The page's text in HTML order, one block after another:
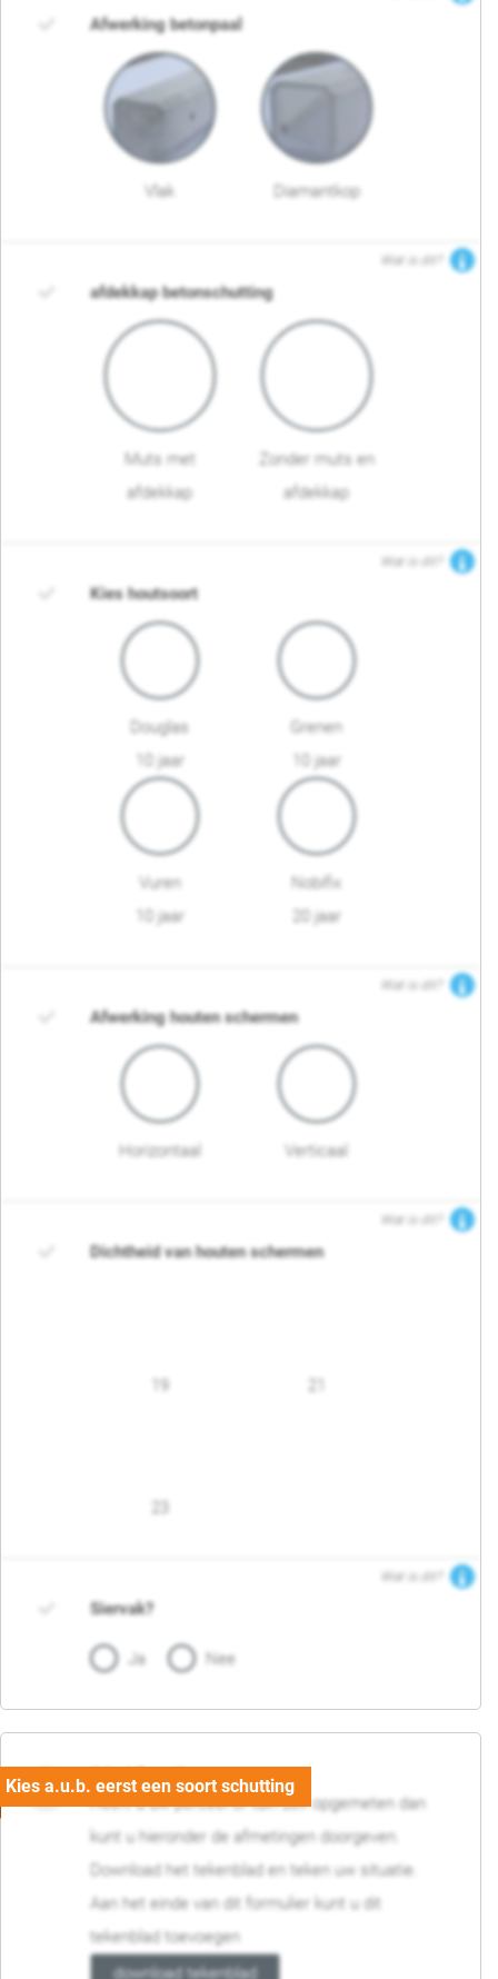
Afwerking betonpaal
Vlak Diamantkop
Wat is dit?
afdekkap betonschutting
Muts met
afdekkap
Zonder muts en
afdekkap
Wat is dit?
Kies houtsoort
Douglas
10 jaar
Grenen
10 jaar
Vuren
10 jaar
Nobifix
20 jaar
Wat is dit?
Afwerking houten schermen
Horizontaal Verticaal
Wat is dit?
Dichtheid van houten schermen
19
Wat is dit?
Siervak?
Ja Nee
04. Afmetingen
Heeft u uw perceel of tuin zelf opgemeten dan
kunt u hieronder de afmetingen doorgeven.
Download het tekenblad en teken uw situatie.
Aan het einde van dit formulier kunt u dit
tekenblad toevoegen
download tekenblad